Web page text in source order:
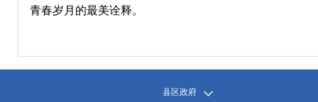
青春岁月的最美诠释。
县区政府